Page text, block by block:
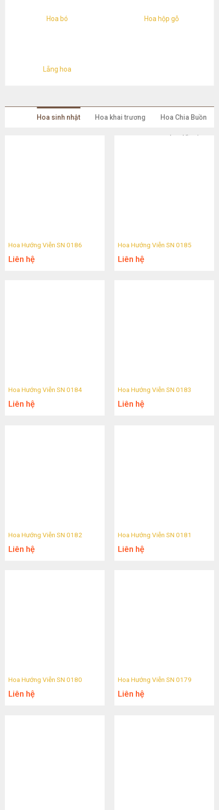
Hoa bó Hoa hộp gỗ
Lẵng hoa
Hoa sinh nhật Hoa khai trương Hoa Chia Buồn
Lan Hồ Điệp
Hoa Hướng Viễn SN 0186
Liên hệ
Hoa Hướng Viễn SN 0185
Liên hệ
Hoa Hướng Viễn SN 0184
Liên hệ
Hoa Hướng Viễn SN 0183
Liên hệ
Hoa Hướng Viễn SN 0182
Liên hệ
Hoa Hướng Viễn SN 0181
Liên hệ
Hoa Hướng Viễn SN 0180
Liên hệ
Hoa Hướng Viễn SN 0179
Liên hệ